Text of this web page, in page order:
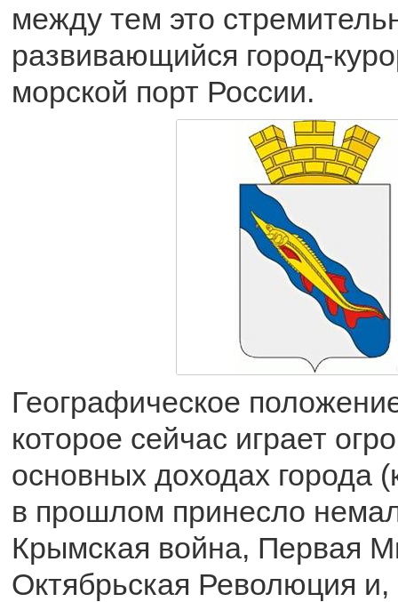
между тем это
развивающийся город-
морской порт России.
Географическое
которое сейчас играет
основных доходах города
в прошлом принесло
Крымская война, Первая
Октябрьская Революция и,